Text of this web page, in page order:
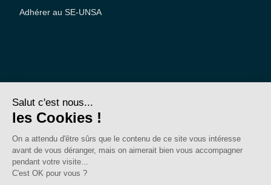
Adhérer au SE-UNSA
SE-Unsa est un syndicat de l’UNSA